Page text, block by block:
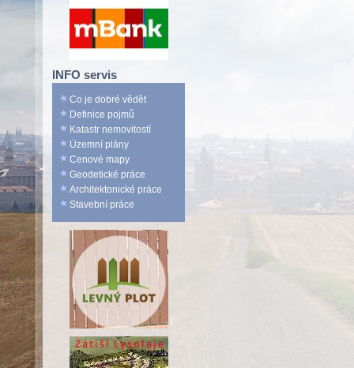
INFO servis
Co je dobré vědět
Definice pojmů
Katastr nemovitostí
Územní plány
Cenové mapy
Geodetické práce
Architektonické práce
Stavební práce